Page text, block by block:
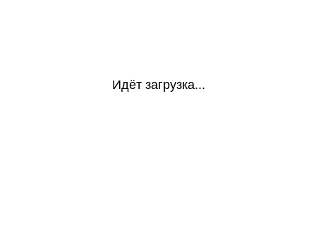
Идёт загрузка...